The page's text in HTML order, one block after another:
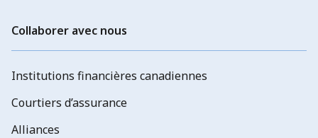
Collaborer avec nous
Institutions financières canadiennes
Courtiers d’assurance
Alliances